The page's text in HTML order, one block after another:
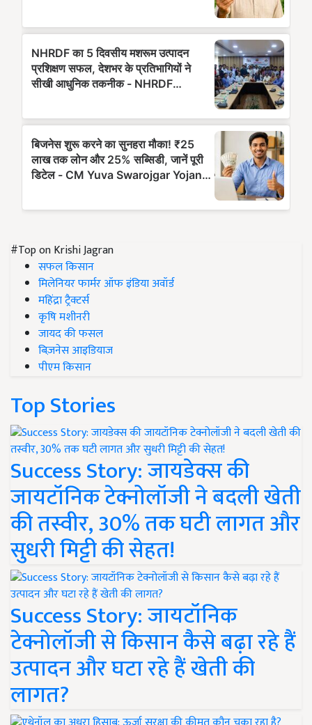
#Top on Krishi Jagran
सफल किसान
मिलेनियर फार्मर ऑफ इंडिया अवॉर्ड
महिंद्रा ट्रैक्टर्स
कृषि मशीनरी
जायद की फसल
बिज़नेस आइडियाज
पीएम किसान
Top Stories
Success Story: जायडेक्स की
जायटॉनिक टेक्नोलॉजी ने बदली खेती
की तस्वीर, 30% तक घटी लागत और
सुधरी मिट्टी की सेहत!
Success Story: जायटॉनिक
टेक्नोलॉजी से किसान कैसे बढ़ा रहे हैं
उत्पादन और घटा रहे हैं खेती की
लागत?